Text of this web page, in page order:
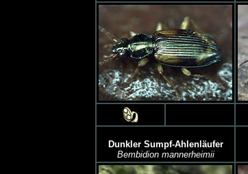
Dunkler Sumpf-Ahlenläufer
Bembidion mannerheimii